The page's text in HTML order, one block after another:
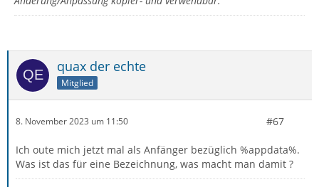
quax der echte
Mitglied
8. November 2023 um 11:50 #67
Ich oute mich jetzt mal als Anfänger bezüglich %appdata%.
Was ist das für eine Bezeichnung, was macht man damit ?